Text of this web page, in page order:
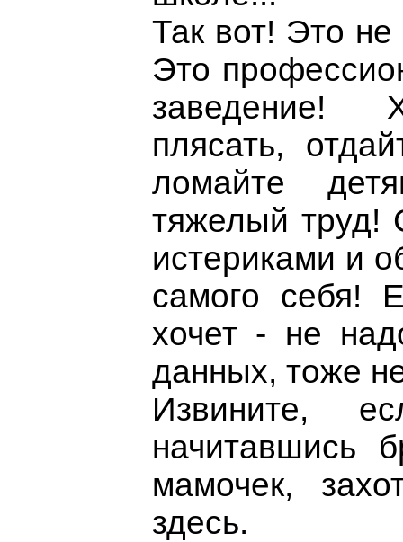
Так вот! Это
Это
заведение!
плясать,
ломайте
тяжелый труд!
истериками и
самого себя!
хочет - не
данных, тоже
Извините,
начитавшись
мамочек,
здесь.